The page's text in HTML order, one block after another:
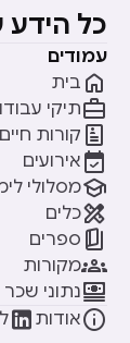
כל
עמודים
בית 
תיקי
קורות חיים 
אירועים 
מסלולי
כלים
ספרים 
מקורות
נתוני שכר
אודות
